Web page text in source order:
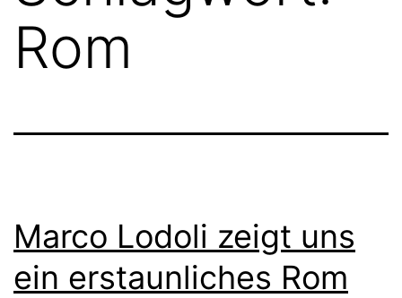
Rom
Marco Lodoli zeigt uns
ein erstaunliches Rom